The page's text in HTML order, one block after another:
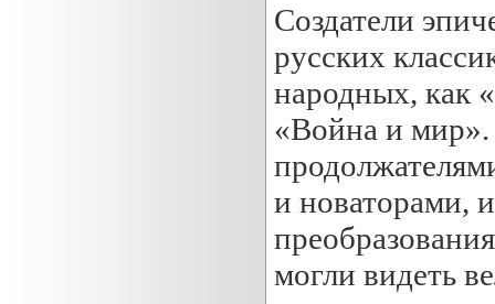
Создатели
русских
народных, как
«Война и мир».
и новаторами,
могли видеть